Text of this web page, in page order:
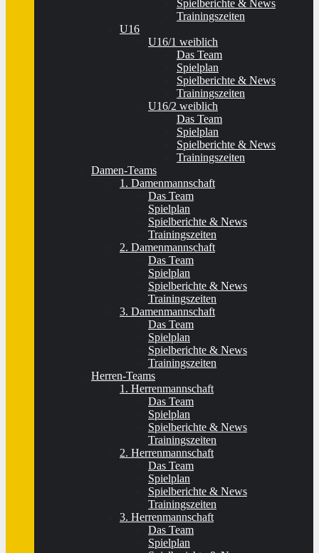
Spielberichte & News
Trainingszeiten
U16
U16/1 weiblich
Das Team
Spielplan
Spielberichte & News
Trainingszeiten
U16/2 weiblich
Das Team
Spielplan
Spielberichte & News
Trainingszeiten
Damen-Teams
1. Damenmannschaft
Das Team
Spielplan
Spielberichte & News
Trainingszeiten
2. Damenmannschaft
Das Team
Spielplan
Spielberichte & News
Trainingszeiten
3. Damenmannschaft
Das Team
Spielplan
Spielberichte & News
Trainingszeiten
Herren-Teams
1. Herrenmannschaft
Das Team
Spielplan
Spielberichte & News
Trainingszeiten
2. Herrenmannschaft
Das Team
Spielplan
Spielberichte & News
Trainingszeiten
3. Herrenmannschaft
Das Team
Spielplan